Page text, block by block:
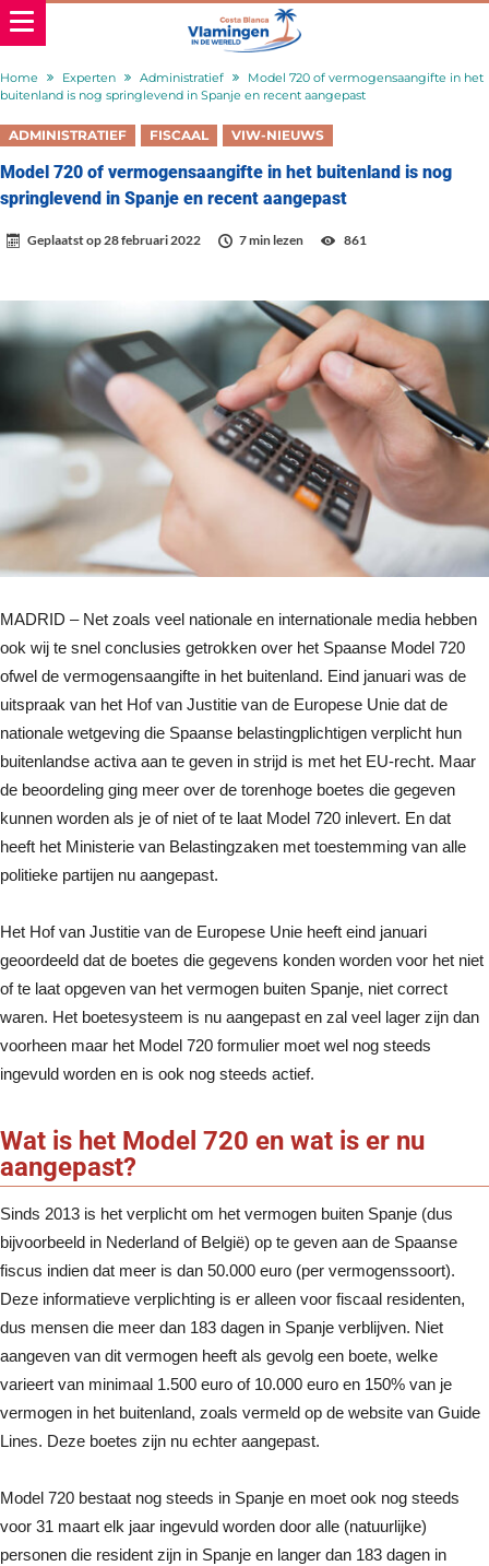
Home Experten Administratief
Model 720 of vermogensaangifte in het
buitenland is nog springlevend in Spanje en recent aangepast
ADMINISTRATIEF FISCAAL VIW-NIEUWS
Model 720 of vermogensaangifte in het buitenland is nog
springlevend in Spanje en recent aangepast
Geplaatst op28 februari 2022 7 min lezen 861
MADRID – Net zoals veel nationale en internationale media hebben
ook wij te snel conclusies getrokken over het Spaanse Model 720
ofwel de vermogensaangifte in het buitenland. Eind januari was de
uitspraak van het Hof van Justitie van de Europese Unie dat de
nationale wetgeving die Spaanse belastingplichtigen verplicht hun
buitenlandse activa aan te geven in strijd is met het EU-recht. Maar
de beoordeling ging meer over de torenhoge boetes die gegeven
kunnen worden als je of niet of te laat Model 720 inlevert. En dat
heeft het Ministerie van Belastingzaken met toestemming van alle
politieke partijen nu aangepast.
Het Hof van Justitie van de Europese Unie heeft eind januari
geoordeeld dat de boetes die gegevens konden worden voor het niet
of te laat opgeven van het vermogen buiten Spanje, niet correct
waren. Het boetesysteem is nu aangepast en zal veel lager zijn dan
voorheen maar het Model 720 formulier moet wel nog steeds
ingevuld worden en is ook nog steeds actief.
Wat is het Model 720 en wat is er nu
aangepast?
Sinds 2013 is het verplicht om het vermogen buiten Spanje (dus
bijvoorbeeld in Nederland of België) op te geven aan de Spaanse
fiscus indien dat meer is dan 50.000 euro (per vermogenssoort).
Deze informatieve verplichting is er alleen voor fiscaal residenten,
dus mensen die meer dan 183 dagen in Spanje verblijven. Niet
aangeven van dit vermogen heeft als gevolg een boete, welke
varieert van minimaal 1.500 euro of 10.000 euro en 150% van je
vermogen in het buitenland, zoals vermeld op de website van Guide
Lines. Deze boetes zijn nu echter aangepast.
Model 720 bestaat nog steeds in Spanje en moet ook nog steeds
voor 31 maart elk jaar ingevuld worden door alle (natuurlijke)
personen die resident zijn in Spanje en langer dan 183 dagen in